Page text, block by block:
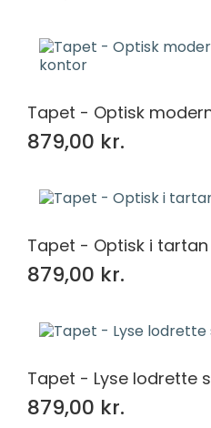
879,00 kr.
Tapet - Optisk i
879,00 kr.
Tapet - Lyse lodrette
879,00 kr.